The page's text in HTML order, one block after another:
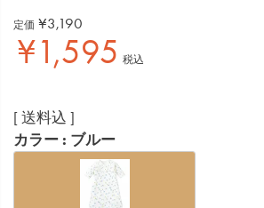
定価 ¥3,190
¥1,595 税込
送料込
カラー
ブルー